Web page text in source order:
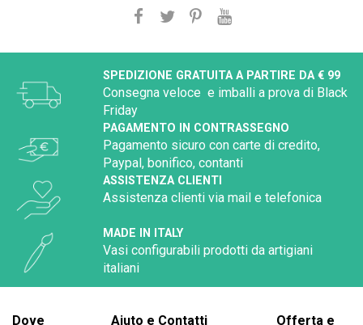
SPEDIZIONE GRATUITA A PARTIRE DA € 99
Consegna veloce e imballi a prova di Black
Friday
PAGAMENTO IN CONTRASSEGNO
Pagamento sicuro con carte di credito,
Paypal, bonifico, contanti
ASSISTENZA CLIENTI
Assistenza clienti via mail e telefonica
MADE IN ITALY
Vasi configurabili prodotti da artigiani
italiani
Dove
Aiuto e Contatti
Offerta e